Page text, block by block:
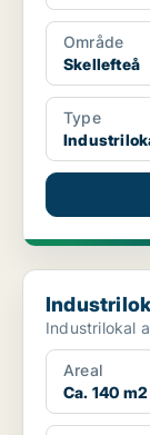
Område
Skellefteå
Type
Industrilokal i
Industrilokal
Areal
Ca. 140 m2